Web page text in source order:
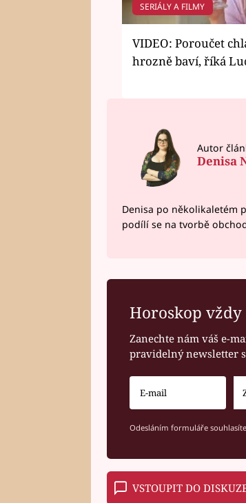
SERIÁLY A FILMY
VIDEO: Poroučet
hrozně baví, říká
Autor
Denisa
Denisa po několikaletém
podílí se na tvorbě
Horoskop vždy
Zanechte nám váš e-
pravidelný newsletter
Odesláním formuláře
VSTOUPIT DO